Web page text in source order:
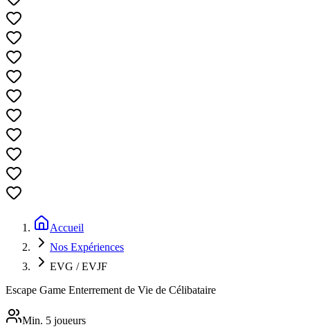
Accueil
Nos Expériences
EVG / EVJF
Escape Game Enterrement de Vie de Célibataire
Min. 5 joueurs